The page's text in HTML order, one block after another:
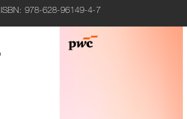
ISBN: 978-628-96149-4-7